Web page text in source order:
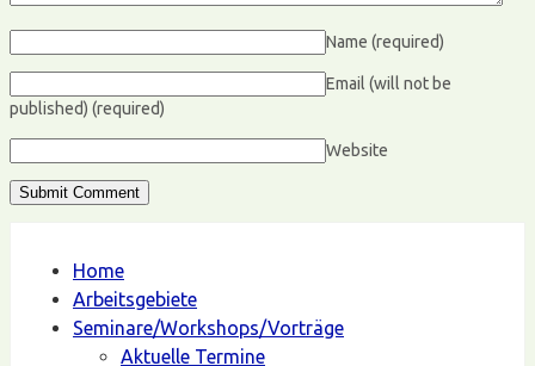
Name (required)
Email (will not be
published) (required)
Website
Home
Arbeitsgebiete
Seminare/Workshops/Vorträge
Aktuelle Termine